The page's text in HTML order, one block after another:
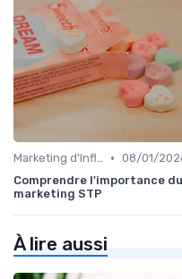
Marketing d'Influence • 08/01/
Comprendre l'importance du
marketing STP
À lire aussi